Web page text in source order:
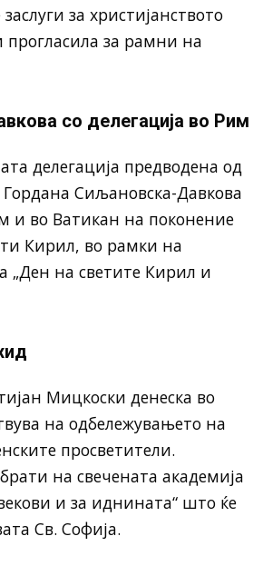
за христијанството
прогласила за рамни на
со делегација во Рим
делегација предводена од
Гордана Сиљановска-Давкова
и во Ватикан на поконение
Кирил, во рамки на
„Ден на светите Кирил и
Мицкоски денеска во
на одбележувањето на
просветители.
на свечената академија
и за иднината“ што ќе
Св. Софија.